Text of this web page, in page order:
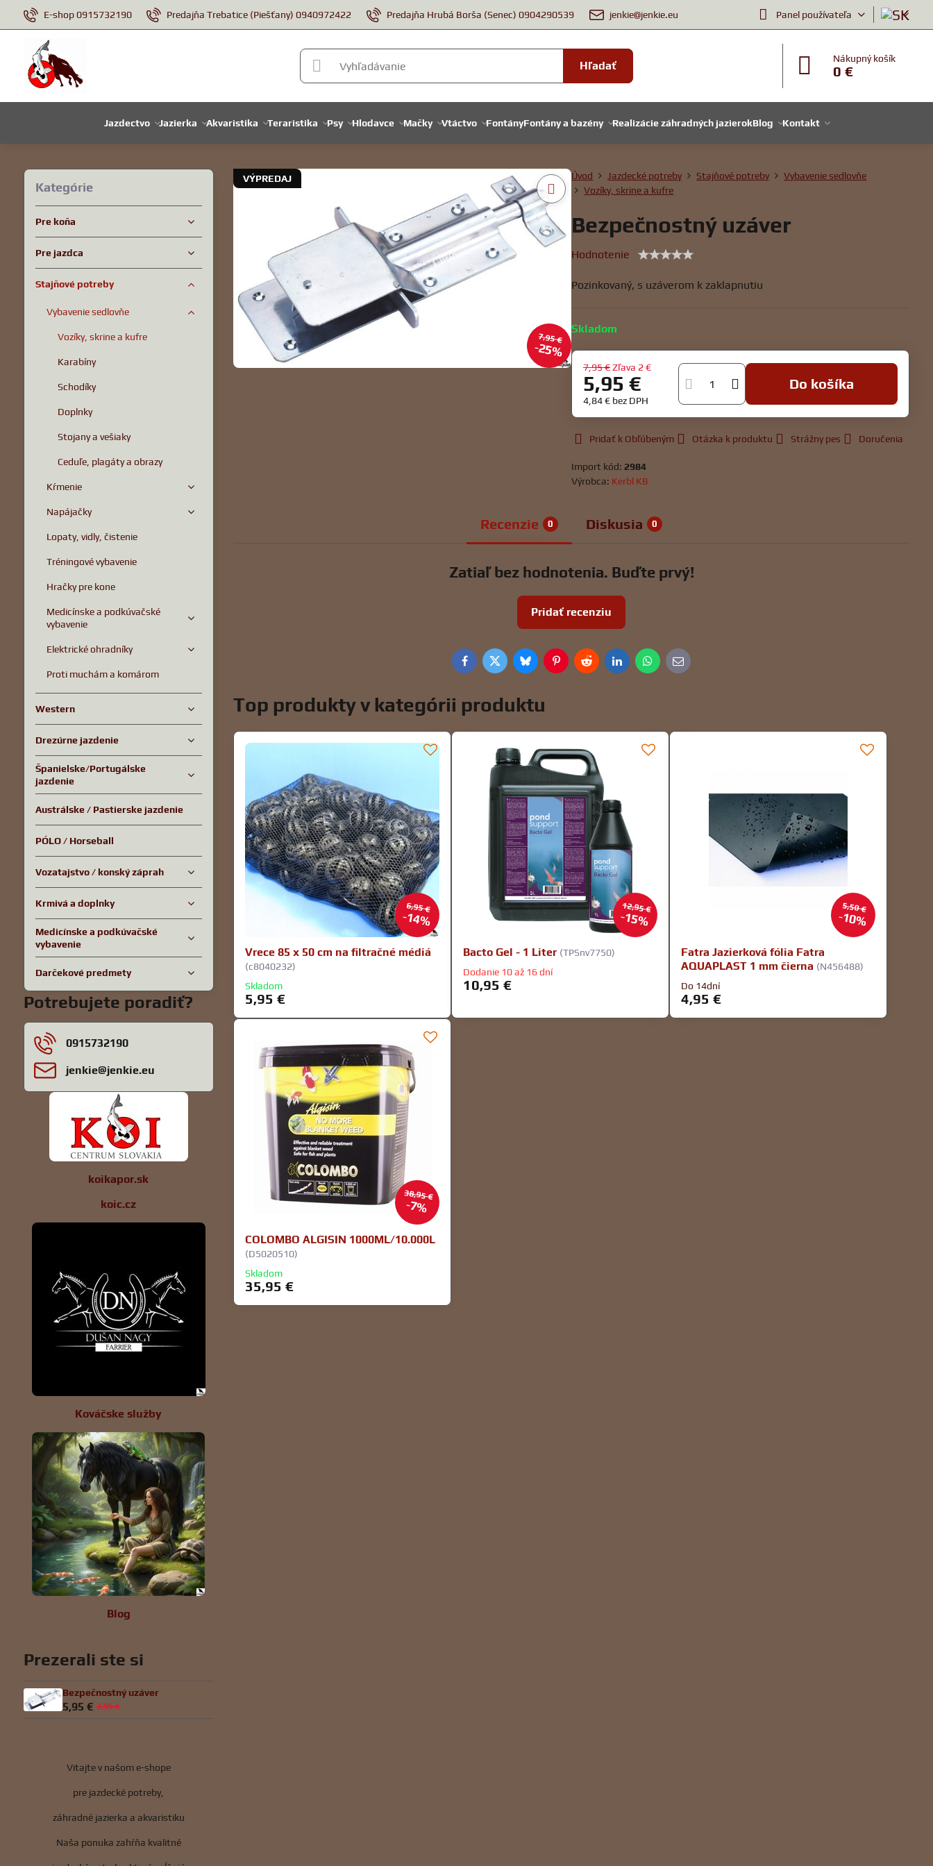
E-shop 0915732190 Predajňa Trebatice (Piešťany) 0940972422 Predajňa Hrubá Borša (Senec) 0904290539 jenkie@jenkie.eu Panel používateľa
Hľadať
Nákupný košík
0 €
Jazdectvo Jazierka Akvaristika Teraristika Psy Hlodavce Mačky Vtáctvo FontányFontány a bazény Realizácie záhradných jazierokBlog Kontakt
VÝPREDAJ
7,95 €
25%
Úvod Jazdecké potreby Stajňové potreby
Vybavenie sedlovňe
Vozíky, skrine a kufre
Bezpečnostný uzáver
Hodnotenie
Pozinkovaný, s uzáverom k zaklapnutiu
Skladom
7,95 € Zľava 2 €
5,95 €
4,84 € bez DPH
Do košíka
Pridať k Obľúbeným Otázka k produktu Strážny pes Doručenia
Import kód: 2984
Výrobca: Kerbl KB
Recenzie 0 Diskusia 0
Zatiaľ bez hodnotenia. Buďte prvý!
Pridať recenziu
FacebookTwitterBlueskyPinterestRedditLinkedInWhatsApp
E-
mail
Top produkty v kategórii produktu
6,95 €
14%
Vrece 85 x 50 cm na filtračné médiá
(c8040232)
Skladom
5,95 €
12,95 €
15%
Bacto Gel - 1 Liter (TPSnv7750)
Dodanie 10 až 16 dní
10,95 €
5,50 €
10%
Fatra Jazierková fólia Fatra
AQUAPLAST 1 mm čierna (N456488)
Do 14dní
4,95 €
38,95 €
7%
COLOMBO ALGISIN 1000ML/10.000L
(D5020510)
Skladom
35,95 €
Kategórie
Pre koňa
Pre jazdca
Stajňové potreby
Vybavenie sedlovňe
Vozíky, skrine a kufre
Karabíny
Schodíky
Doplnky
Stojany a vešiaky
Ceduľe, plagáty a obrazy
Kŕmenie
Napájačky
Lopaty, vidly, čistenie
Tréningové vybavenie
Hračky pre kone
Medicínske a podkúvačské
vybavenie
Elektrické ohradníky
Proti muchám a komárom
Western
Drezúrne jazdenie
Španielske/Portugálske
jazdenie
Austrálske / Pastierske jazdenie
PÓLO / Horseball
Vozatajstvo / konský záprah
Krmivá a doplnky
Medicínske a podkúvačské
vybavenie
Darčekové predmety
Potrebujete poradiť?
0915732190
jenkie​@jenkie​.eu
koikapor.sk
koic.cz
Kováčske služby
Blog
Prezerali ste si
Bezpečnostný uzáver
5,95 € 7,95 €
Vitajte v našom e-shope
pre jazdecké potreby,
záhradné jazierka a akvaristiku
Naša ponuka zahŕňa kvalitné